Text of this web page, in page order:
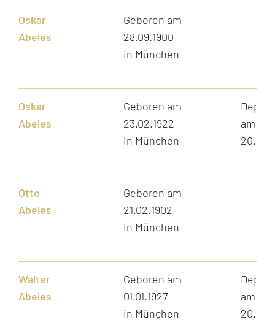
Oskar
Abeles
Geboren am
28.09.1900
in München
Oskar
Abeles
Geboren am
23.02.1922
in München
am
Otto
Abeles
Geboren am
21.02.1902
in München
Walter
Abeles
Geboren am
01.01.1927
in München
am